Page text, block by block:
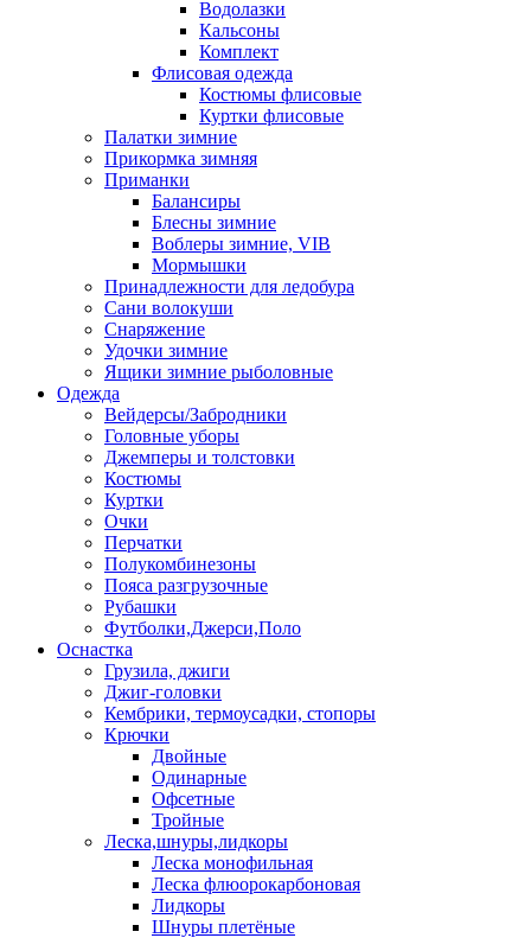
Водолазки
Кальсоны
Комплект
Флисовая одежда
Костюмы флисовые
Куртки флисовые
Палатки зимние
Прикормка зимняя
Приманки
Балансиры
Блесны зимние
Воблеры зимние, VIB
Мормышки
Принадлежности для ледобура
Сани волокуши
Снаряжение
Удочки зимние
Ящики зимние рыболовные
Одежда
Вейдерсы/Забродники
Головные уборы
Джемперы и толстовки
Костюмы
Куртки
Очки
Перчатки
Полукомбинезоны
Пояса разгрузочные
Рубашки
Футболки,Джерси,Поло
Оснастка
Грузила, джиги
Джиг-головки
Кембрики, термоусадки, стопоры
Крючки
Двойные
Одинарные
Офсетные
Тройные
Леска,шнуры,лидкоры
Леска монофильная
Леска флюорокарбоновая
Лидкоры
Шнуры плетёные